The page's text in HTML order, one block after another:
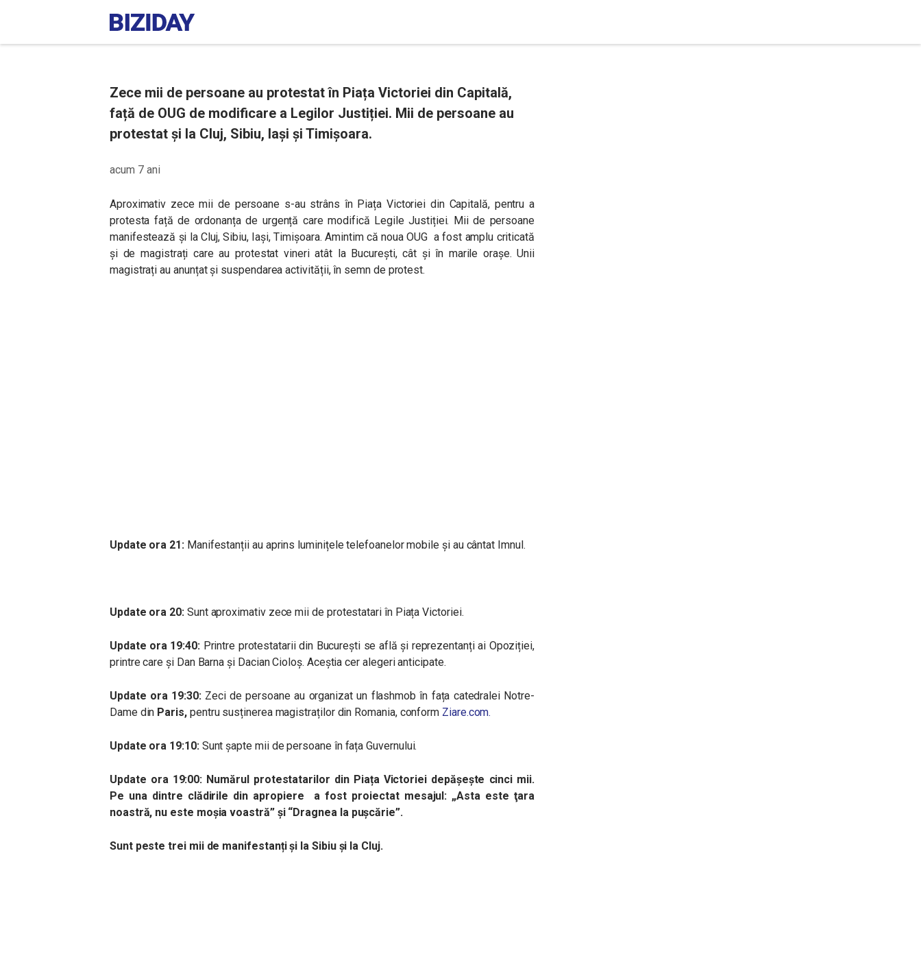
Zece mii de persoane au protestat în Piața Victoriei din Capitală,
față de OUG de modificare a Legilor Justiției. Mii de persoane au
protestat și la Cluj, Sibiu, Iași și Timișoara.
acum 7 ani
Aproximativ zece mii de persoane s-au strâns în Piața Victoriei din Capitală, pentru a
protesta față de ordonanța de urgență care modifică Legile Justiției. Mii de persoane
manifestează și la Cluj, Sibiu, Iași, Timișoara. Amintim că noua OUG a fost amplu criticată
și de magistrați care au protestat vineri atât la București, cât și în marile orașe. Unii
magistrați au anunțat și suspendarea activității, în semn de protest.
Update ora 21: Manifestanții au aprins luminițele telefoanelor mobile și au cântat Imnul.
Update ora 20: Sunt aproximativ zece mii de protestatari în Piața Victoriei.
Update ora 19:40: Printre protestatarii din București se află și reprezentanți ai Opoziției,
printre care și Dan Barna și Dacian Cioloș. Aceștia cer alegeri anticipate.
Update ora 19:30:Zeci de persoane au organizat un flashmob în fața catedralei Notre-
Dame din Paris,pentru susținerea magistraților din Romania, conform Ziare.com.
Update ora 19:10:Sunt șapte mii de persoane în fața Guvernului.
Update ora 19:00: Numărul protestatarilor din Piața Victoriei depășește cinci mii.
Pe una dintre clădirile din apropiere a fost proiectat mesajul: „Asta este ţara
noastră, nu este moşia voastră” și “Dragnea la pușcărie”.
Sunt peste trei mii de manifestanți și la Sibiu și la Cluj.